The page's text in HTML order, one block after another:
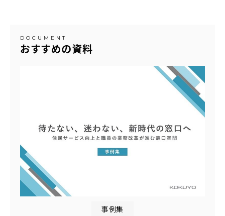
おすすめの資料
DOCUMENT
事例集